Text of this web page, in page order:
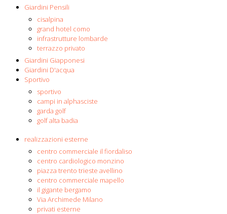
Giardini Pensili
cisalpina
grand hotel como
infrastrutture lombarde
terrazzo privato
Giardini Giapponesi
Giardini D'acqua
Sportivo
sportivo
campi in alphasciste
garda golf
golf alta badia
realizzazioni esterne
centro commerciale il fiordaliso
centro cardiologico monzino
piazza trento trieste avellino
centro commerciale mapello
il gigante bergamo
Via Archimede Milano
privati esterne